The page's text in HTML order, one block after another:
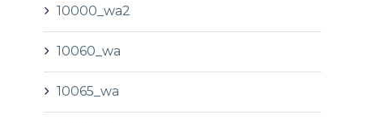
10000_wa2
10060_wa
10065_wa